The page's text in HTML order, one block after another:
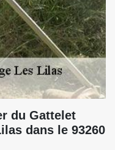
du Gattelet
dans le 93260